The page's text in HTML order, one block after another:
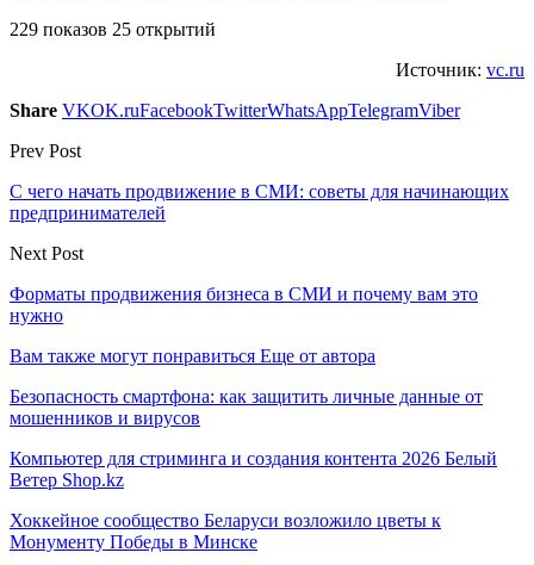
229 показов 25 открытий
Источник: vc.ru
Share VKOK.ruFacebookTwitterWhatsAppTelegramViber
Prev Post
С чего начать продвижение в СМИ: советы для начинающих
предпринимателей
Next Post
Форматы продвижения бизнеса в СМИ и почему вам это
нужно
Вам также могут понравиться Еще от автора
Безопасность смартфона: как защитить личные данные от
мошенников и вирусов
Компьютер для стриминга и создания контента 2026 Белый
Ветер Shop.kz
Хоккейное сообщество Беларуси возложило цветы к
Монументу Победы в Минске